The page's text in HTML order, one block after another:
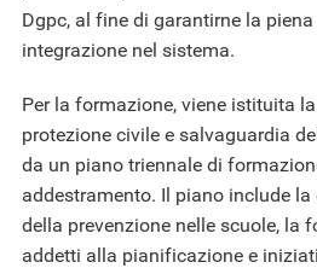
Dgpc, al fine di garantirne la
integrazione nel sistema.
Per la formazione, viene istituita
protezione civile e salvaguardia
da un piano triennale di
addestramento. Il piano include
della prevenzione nelle scuole, la
addetti alla pianificazione e